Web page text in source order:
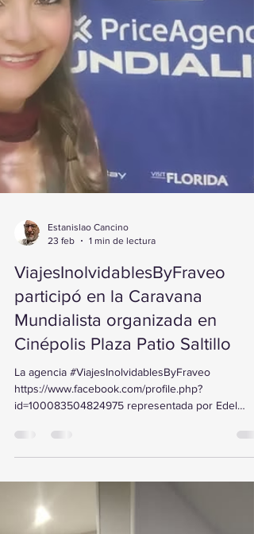
Estanislao Cancino
ViajesInolvidablesByFraveo
participó en la Caravana
Mundialista organizada en
Cinépolis Plaza Patio Saltillo
https://www.facebook.com/profile.php?
id=100083504824975 representada por Edel